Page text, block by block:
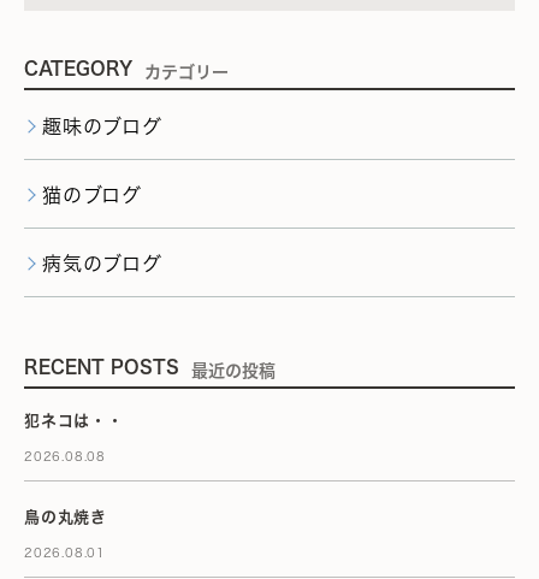
CATEGORY カテゴリー
趣味のブログ
猫のブログ
病気のブログ
RECENT POSTS 最近の投稿
犯ネコは・・
2026.08.08
鳥の丸焼き
2026.08.01